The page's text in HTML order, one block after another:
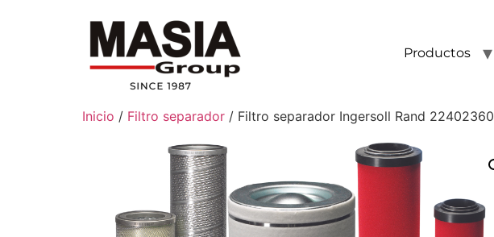
Productos
Inicio / Filtro separador / Filtro separador Ingersoll Rand 22402360